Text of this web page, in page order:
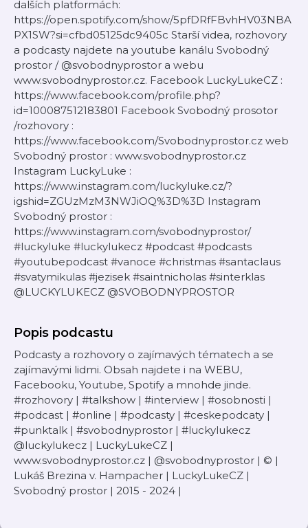
dalších platformách:
https://open.spotify.com/show/5pfDRfFBvhHV03NBA
PX1SW?si=cfbd05125dc9405c Starší videa, rozhovory
a podcasty najdete na youtube kanálu Svobodný
prostor / @svobodnyprostor a webu
www.svobodnyprostor.cz. Facebook LuckyLukeCZ :
https://www.facebook.com/profile.php?
id=100087512183801 Facebook Svobodný prosotor
/rozhovory :
https://www.facebook.com/Svobodnyprostor.cz web
Svobodný prostor : www.svobodnyprostor.cz
Instagram LuckyLuke :
https://www.instagram.com/luckyluke.cz/?
igshid=ZGUzMzM3NWJiOQ%3D%3D Instagram
Svobodný prostor :
https://www.instagram.com/svobodnyprostor/
#luckyluke #luckylukecz #podcast #podcasts
#youtubepodcast #vanoce #christmas #santaclaus
#svatymikulas #jezisek #saintnicholas #sinterklas
@LUCKYLUKECZ @SVOBODNYPROSTOR ​
Popis podcastu
Podcasty a rozhovory o zajímavých tématech a se
zajímavými lidmi. Obsah najdete i na WEBU,
Facebooku, Youtube, Spotify a mnohde jinde.
#rozhovory | #talkshow | #interview | #osobnosti |
#podcast | #online | #podcasty | #ceskepodcaty |
#punktalk | #svobodnyprostor | #luckylukecz
@luckylukecz | LuckyLukeCZ |
www.svobodnyprostor.cz | @svobodnyprostor | © |
Lukáš Brezina v. Hampacher | LuckyLukeCZ |
Svobodný prostor | 2015 - 2024 |